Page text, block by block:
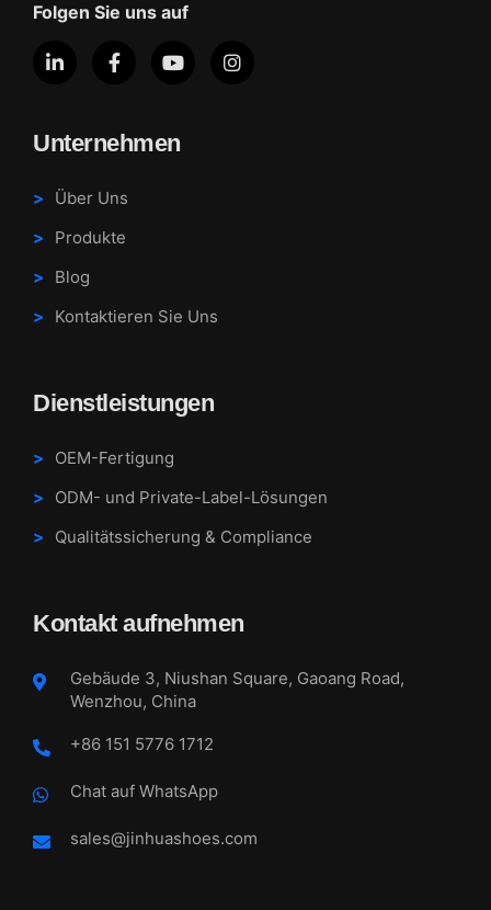
Folgen Sie uns auf
Unternehmen
Über Uns
Produkte
Blog
Kontaktieren Sie Uns
Dienstleistungen
OEM-Fertigung
ODM- und Private-Label-Lösungen
Qualitätssicherung & Compliance
Kontakt aufnehmen
Gebäude 3, Niushan Square, Gaoang Road,
Wenzhou, China
+86 151 5776 1712
Chat auf WhatsApp
sales@jinhuashoes.com